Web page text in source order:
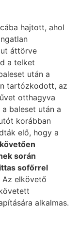
hajtott, ahol
áttörve
a telket
után a
tartózkodott, az
otthagyva
baleset után a
korábban
elő, hogy a
során
sofőrrel
Az elkövető
alkalmas.